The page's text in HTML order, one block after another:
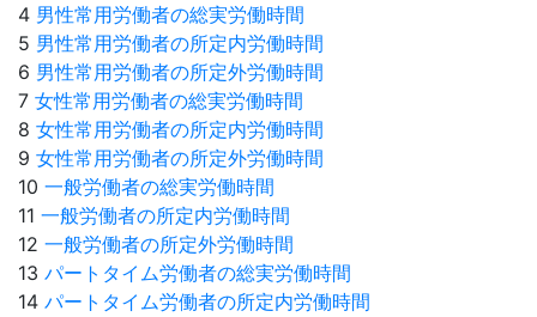
4 男性常用労働者の総実労働時間
5 男性常用労働者の所定内労働時間
6 男性常用労働者の所定外労働時間
7 女性常用労働者の総実労働時間
8 女性常用労働者の所定内労働時間
9 女性常用労働者の所定外労働時間
10 一般労働者の総実労働時間
11 一般労働者の所定内労働時間
12 一般労働者の所定外労働時間
13 パートタイム労働者の総実労働時間
14 パートタイム労働者の所定内労働時間